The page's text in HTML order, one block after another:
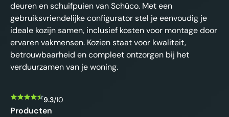
deuren en schuifpuien van Schüco. Met een
gebruiksvriendelijke configurator stel je eenvoudig je
ideale kozijn samen, inclusief kosten voor montage door
ervaren vakmensen. Kozien staat voor kwaliteit,
betrouwbaarheid en compleet ontzorgen bij het
verduurzamen van je woning.
9.3/10
Producten